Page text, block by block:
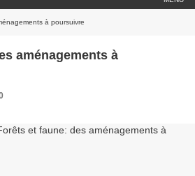
à poursuivre
aménagements à